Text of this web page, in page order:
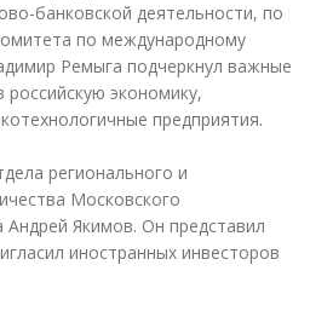
банковской деятельности, по
по международному
Ремыга подчеркнул важные
экономику,
предприятия.
регионального и
Московского
Андрей Якимов. Он представил
иностранных инвесторов